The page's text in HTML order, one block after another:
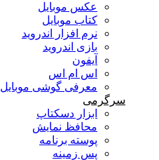
عکس موبایل
کتاب موبایل
نرم افزار اندروید
بازی اندروید
آیفون
اس ام اس
معرفی گوشی موبایل
سرگرمی
ابزار دسکتاپ
محافظ نمایش
پوسته برنامه
پس زمینه